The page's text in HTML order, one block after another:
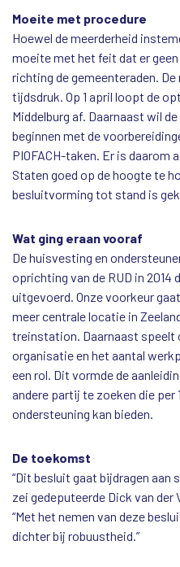
Moeite met procedure
Hoewel de meerderheid
moeite met het feit dat er
richting de gemeenteraden.
tijdsdruk. Op 1 april loopt de
Middelburg af. Daarnaast wil
beginnen met de
PIOFACH-taken. Er is daarom
Staten goed op de hoogte te
besluitvorming tot stand is
Wat ging eraan vooraf
De huisvesting en
oprichting van de RUD in 2014
uitgevoerd. Onze voorkeur
meer centrale locatie in
treinstation. Daarnaast speelt
organisatie en het aantal
een rol. Dit vormde de
andere partij te zoeken die per
ondersteuning kan bieden.
De toekomst
“Dit besluit gaat bijdragen aan
zei gedeputeerde Dick van der
“Met het nemen van deze
dichter bij robuustheid.”